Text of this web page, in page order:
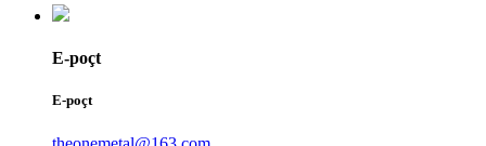
E-poçt
E-poçt